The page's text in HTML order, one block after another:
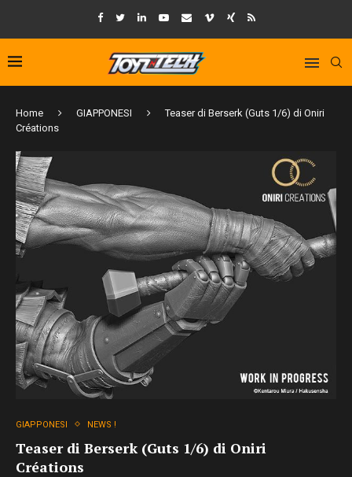
Home GIAPPONESI
Teaser di Berserk (Guts 1/6) di Oniri
Créations
GIAPPONESI NEWS !
Teaser di Berserk (Guts 1/6) di Oniri
Créations